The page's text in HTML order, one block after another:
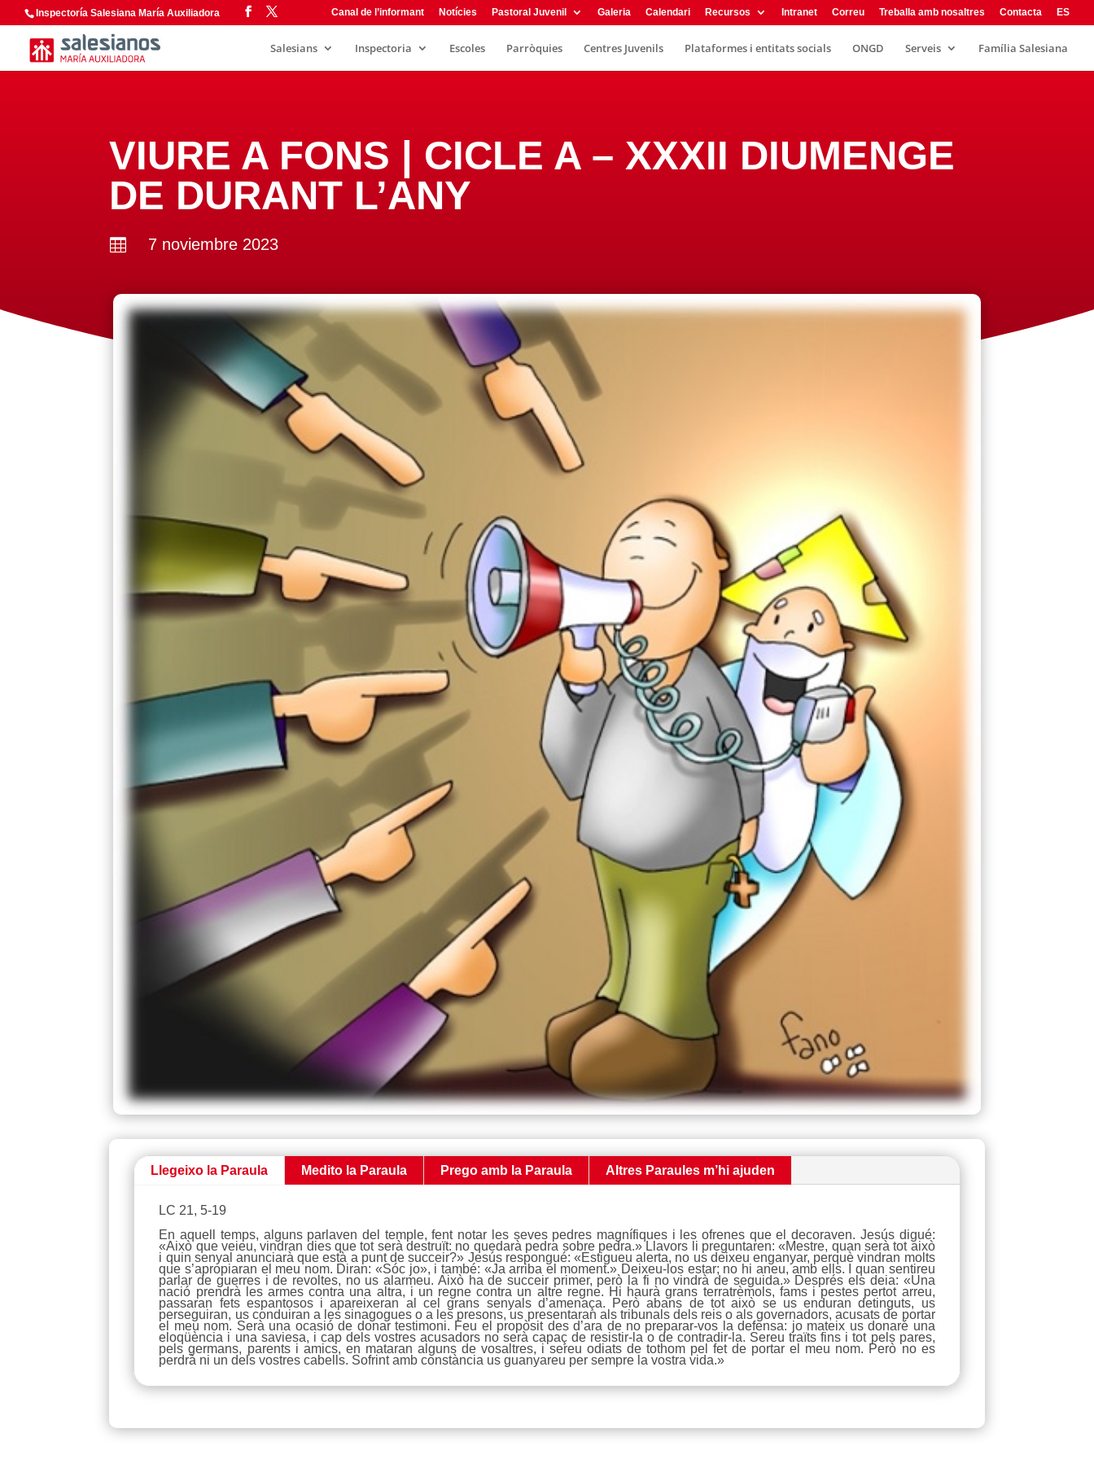
Inspectoría Salesiana María Auxiliadora Canal de l’informant Notícies Pastoral Juvenil Galeria Calendari Recursos Intranet Correu Treballa amb nosaltres Contacta ES
Salesians Inspectoria Escoles Parròquies Centres Juvenils Plataformes i entitats socials ONGD Serveis Família Salesiana
VIURE A FONS | CICLE A – XXXII DIUMENGE
DE DURANT L’ANY
 7 noviembre 2023
Llegeixo la Paraula Medito la Paraula Prego amb la Paraula Altres Paraules m’hi ajuden
LC 21, 5-19
En aquell temps, alguns parlaven del temple, fent notar les seves pedres magnífiques i les ofrenes que el decoraven. Jesús digué:
«Això que veieu, vindran dies que tot serà destruït: no quedarà pedra sobre pedra.» Llavors li preguntaren: «Mestre, quan serà tot això
i quin senyal anunciarà que està a punt de succeir?» Jesús respongué: «Estigueu alerta, no us deixeu enganyar, perquè vindran molts
que s’apropiaran el meu nom. Diran: «Sóc jo», i també: «Ja arriba el moment.» Deixeu-los estar; no hi aneu, amb ells. I quan sentireu
parlar de guerres i de revoltes, no us alarmeu. Això ha de succeir primer, però la fi no vindrà de seguida.» Després els deia: «Una
nació prendrà les armes contra una altra, i un regne contra un altre regne. Hi haurà grans terratrèmols, fams i pestes pertot arreu,
passaran fets espantosos i apareixeran al cel grans senyals d’amenaça. Però abans de tot això se us enduran detinguts, us
perseguiran, us conduiran a les sinagogues o a les presons, us presentaran als tribunals dels reis o als governadors, acusats de portar
el meu nom. Serà una ocasió de donar testimoni. Feu el propòsit des d’ara de no preparar-vos la defensa: jo mateix us donaré una
eloqüència i una saviesa, i cap dels vostres acusadors no serà capaç de resistir-la o de contradir-la. Sereu traïts fins i tot pels pares,
pels germans, parents i amics, en mataran alguns de vosaltres, i sereu odiats de tothom pel fet de portar el meu nom. Però no es
perdrà ni un dels vostres cabells. Sofrint amb constància us guanyareu per sempre la vostra vida.»